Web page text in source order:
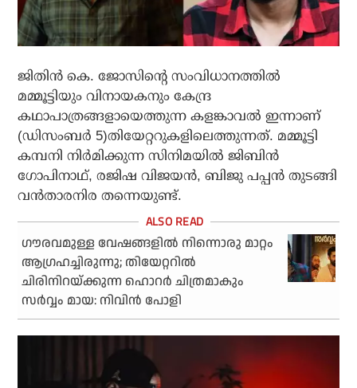
ജിതിന്‍ കെ. ജോസിന്റെ സംവിധാനത്തില്‍
മമ്മൂട്ടിയും വിനായകനും കേന്ദ്ര
കഥാപാത്രങ്ങളായെത്തുന്ന കളങ്കാവല്‍ ഇന്നാണ്
(ഡിസംബര്‍ 5)തിയേറ്ററുകളിലെത്തുന്നത്. മമ്മൂട്ടി
കമ്പനി നിര്‍മിക്കുന്ന സിനിമയില്‍ ജിബിന്‍
ഗോപിനാഥ്, രജിഷ വിജയന്‍, ബിജു പപ്പന്‍ തുടങ്ങി
വന്‍താരനിര തന്നെയുണ്ട്.
ഗൗരവമുള്ള വേഷങ്ങളില്‍ നിന്നൊരു മാറ്റം
ആഗ്രഹച്ചിരുന്നു; തിയേറ്ററില്‍
ചിരിനിറയ്ക്കുന്ന ഹൊറര്‍ ചിത്രമാകും
സര്‍വ്വം മായ: നിവിന്‍ പോളി